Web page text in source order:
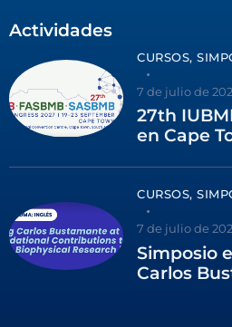
Actividades
CURSOS,
7 de julio de
27th
en Cape
CURSOS,
7 de julio de
Simposio
Carlos